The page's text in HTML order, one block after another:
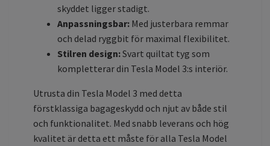
skyddet ligger stadigt.
Anpassningsbar: Med justerbara remmar
och delad ryggbit för maximal flexibilitet.
Stilren design:Svart quiltat tyg som
kompletterar din Tesla Model 3:s interiör.
Utrusta din Tesla Model 3 med detta
förstklassiga bagageskydd och njut av både stil
och funktionalitet. Med snabb leverans och hög
kvalitet är detta ett måste för alla Tesla Model